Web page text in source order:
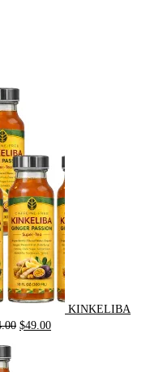
KINKELIBA
Original
$49.00Current